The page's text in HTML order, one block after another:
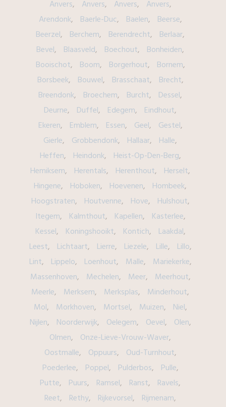
Anvers Anvers Anvers
Anvers
Arendonk
Baerle-Duc Baelen
Beerse
Beerzel
Berchem Berendrecht
Berlaar
Bevel
Blaasveld Boechout
Bonheiden
Booischot
Boom Borgerhout
Bornem
Borsbeek
Bouwel Brasschaat
Brecht
Breendonk
Broechem Burcht
Dessel
Deurne
Duffel Edegem
Eindhout
Ekeren
Emblem Essen Geel
Gestel
Gierle
Grobbendonk Hallaar
Halle
Heffen
Heindonk
Heist-Op-Den-Berg
Hemiksem
Herentals Herenthout
Herselt
Hingene
Hoboken Hoevenen
Hombeek
Hoogstraten
Houtvenne Hove
Hulshout
Itegem
Kalmthout Kapellen
Kasterlee
Kessel
Koningshooikt Kontich
Laakdal
Leest
Lichtaart Lierre Liezele Lille
Lillo
Lint
Lippelo Loenhout Malle
Mariekerke
Massenhoven
Mechelen Meer
Meerhout
Meerle
Merksem Merksplas
Minderhout
Mol
Morkhoven Mortsel Muizen
Niel
Nijlen
Noorderwijk Oelegem Oevel
Olen
Olmen
Onze-Lieve-Vrouw-Waver
Oostmalle
Oppuurs
Oud-Turnhout
Poederlee
Poppel Pulderbos
Pulle
Putte
Puurs Ramsel Ranst
Ravels
Reet
Rethy Rijkevorsel
Rijmenam